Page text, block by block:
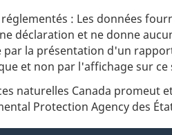
: Les données
déclaration et ne donne
par la présentation d'un
et non par l'affichage sur ce
naturelles Canada promeut
Protection Agency des